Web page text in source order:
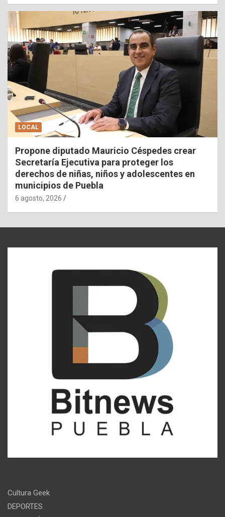
LOCAL
Propone diputado Mauricio Céspedes crear
Secretaría Ejecutiva para proteger los
derechos de niñas, niños y adolescentes en
municipios de Puebla
6 agosto, 2026
Cultura Geek
DEPORTES